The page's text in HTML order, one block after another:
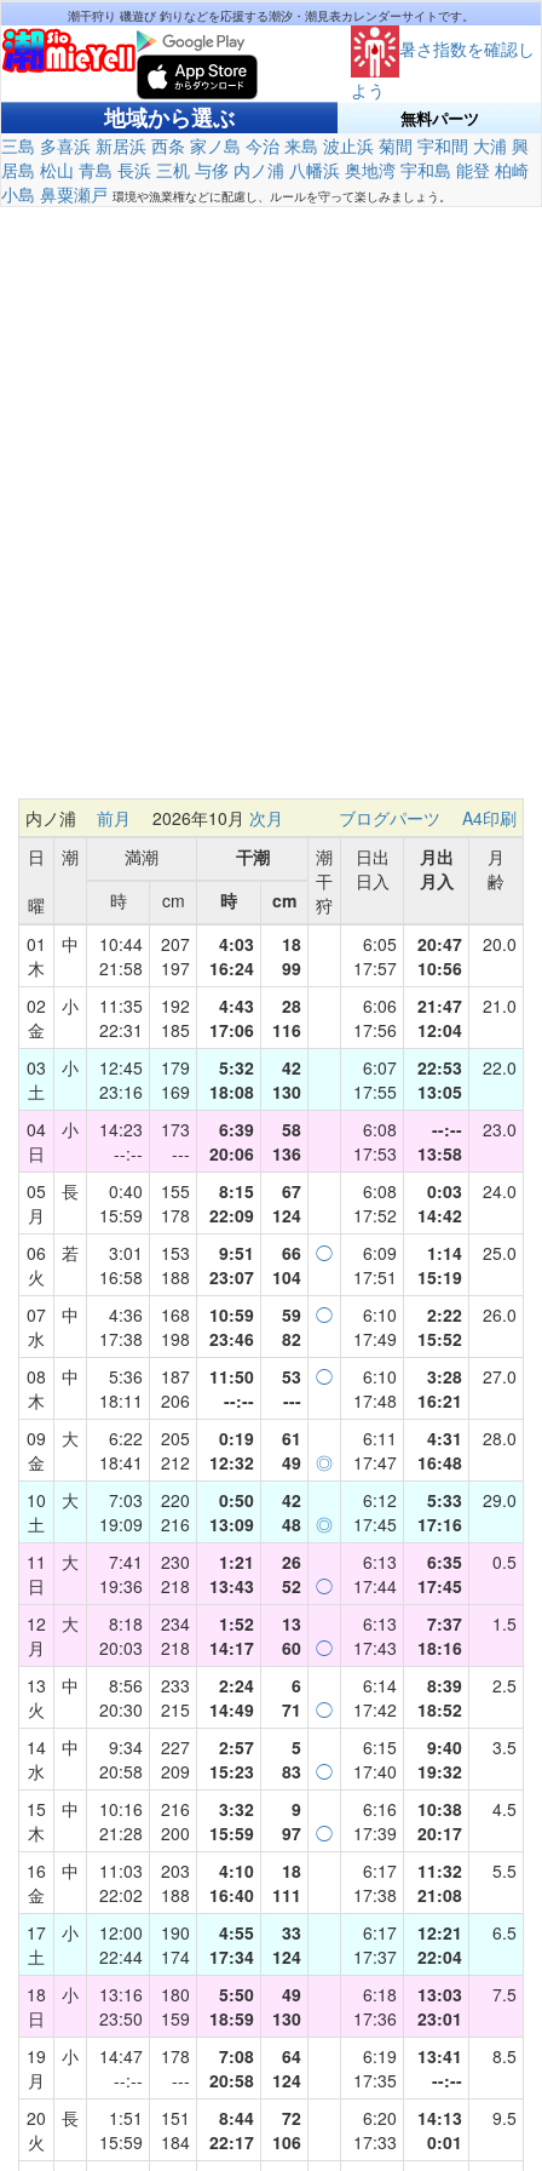
潮干狩り 磯遊び 釣りなどを応援する潮汐・潮見表カレンダーサイトです。
暑さ指数を確認し
よう
地域から選ぶ 無料パーツ
三島 多喜浜 新居浜 西条 家ノ島 今治 来島 波止浜 菊間 宇和間 大浦 興
居島 松山 青島 長浜 三机 与侈 内ノ浦 八幡浜 奥地湾 宇和島 能登 柏崎
小島 鼻粟瀬戸 環境や漁業権などに配慮し、ルールを守って楽しみましょう。
内ノ浦 前月 2026年10月 次月 ブログパーツ
A4印刷
日
曜
潮 満潮 干潮
潮
干
狩
日出
日入
月出
月入
月
齢
時
cm 時
cm
01
木
中
10:44
21:58
207
197
4:03
16:24
18
99
6:05
17:57
20:47
10:56
20.0
02
金
小
11:35
22:31
192
185
4:43
17:06
28
116
6:06
17:56
21:47
12:04
21.0
03
土
小
12:45
23:16
179
169
5:32
18:08
42
130
6:07
17:55
22:53
13:05
22.0
04
日
小
14:23
--:--
173
---
6:39
20:06
58
136
6:08
17:53
--:--
13:58
23.0
05
月
長
0:40
15:59
155
178
8:15
22:09
67
124
6:08
17:52
0:03
14:42
24.0
06
火
若
3:01
16:58
153
188
9:51
23:07
66
104
◯
6:09
17:51
1:14
15:19
25.0
07
水
中
4:36
17:38
168
198
10:59
23:46
59
82
◯
6:10
17:49
2:22
15:52
26.0
08
木
中
5:36
18:11
187
206
11:50
--:--
53
---
◯
6:10
17:48
3:28
16:21
27.0
09
金
大
6:22
18:41
205
212
0:19
12:32
61
49 ◎
6:11
17:47
4:31
16:48
28.0
10
土
大
7:03
19:09
220
216
0:50
13:09
42
48 ◎
6:12
17:45
5:33
17:16
29.0
11
日
大
7:41
19:36
230
218
1:21
13:43
26
52 ◯
6:13
17:44
6:35
17:45
0.5
12
月
大
8:18
20:03
234
218
1:52
14:17
13
60 ◯
6:13
17:43
7:37
18:16
1.5
13
火
中
8:56
20:30
233
215
2:24
14:49
6
71
◯
6:14
17:42
8:39
18:52
2.5
14
水
中
9:34
20:58
227
209
2:57
15:23
5
83 ◯
6:15
17:40
9:40
19:32
3.5
15
木
中
10:16
21:28
216
200
3:32
15:59
9
97 ◯
6:16
17:39
10:38
20:17
4.5
16
金
中
11:03
22:02
203
188
4:10
16:40
18
111
6:17
17:38
11:32
21:08
5.5
17
土
小
12:00
22:44
190
174
4:55
17:34
33
124
6:17
17:37
12:21
22:04
6.5
18
日
小
13:16
23:50
180
159
5:50
18:59
49
130
6:18
17:36
13:03
23:01
7.5
19
月
小
14:47
--:--
178
---
7:08
20:58
64
124
6:19
17:35
13:41
--:--
8.5
20
火
長
1:51
15:59
151
184
8:44
22:17
72
106
6:20
17:33
14:13
0:01
9.5